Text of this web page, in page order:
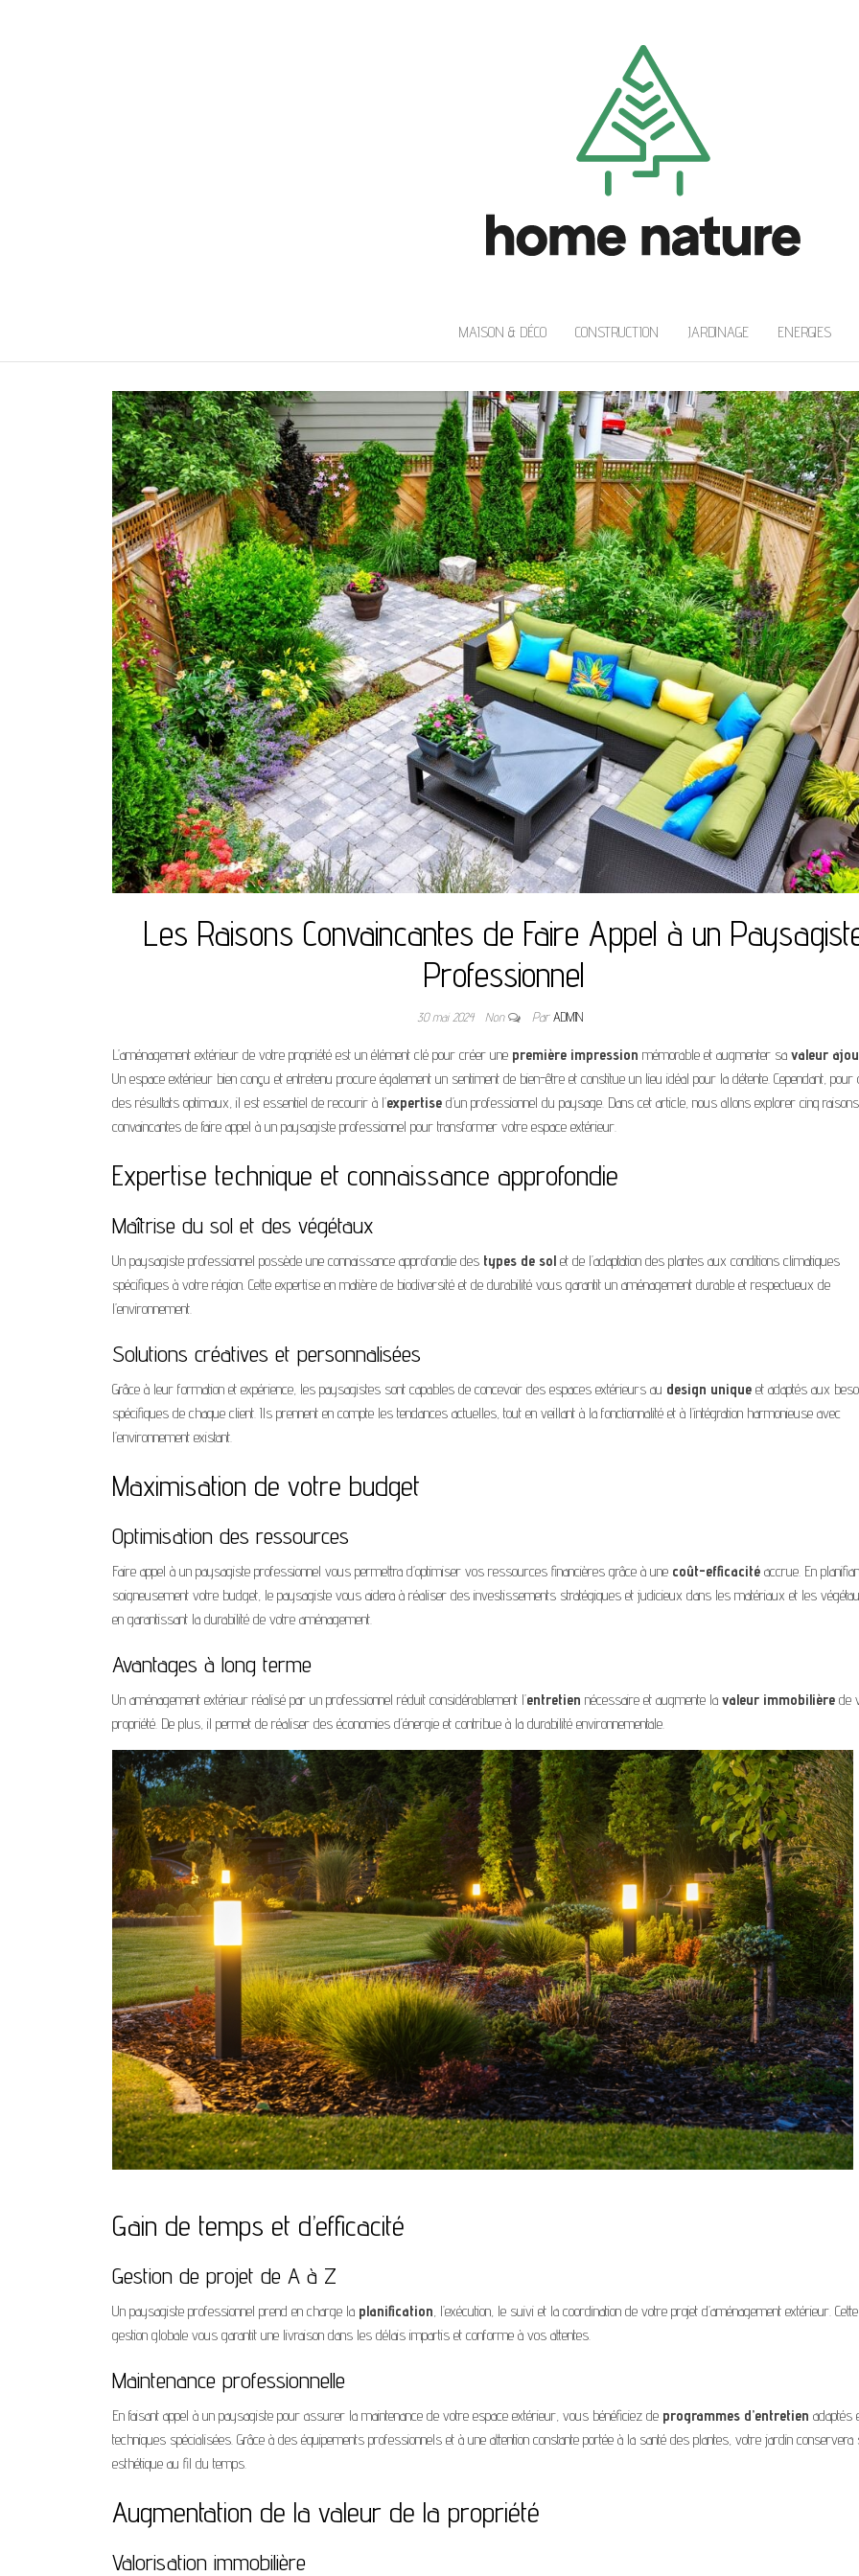
MAISON & DÉCO CONSTRUCTION JARDINAGE ENERGIES
Les Raisons Convaincantes de Faire Appel à un
Professionnel
30 mai 2024 Non ParADMIN
L’aménagement extérieur de votre propriété est un élément clé pour créer une première impression mémorable et augmenter sa valeur
Un espace extérieur bien conçu et entretenu procure également un sentiment de bien-être et constitue un lieu idéal pour la détente. Cependant, pour
des résultats optimaux, il est essentiel de recourir à l’expertise d’un professionnel du paysage. Dans cet article, nous allons explorer cinq raisons
convaincantes de faire appel à un paysagiste professionnel pour transformer votre espace extérieur.
Expertise technique et connaissance approfondie
Maîtrise du sol et des végétaux
Un paysagiste professionnel possède une connaissance approfondie des types de sol et de l’adaptation des plantes aux conditions climatiques
spécifiques à votre région. Cette expertise en matière de biodiversité et de durabilité vous garantit un aménagement durable et respectueux de
l’environnement.
Solutions créatives et personnalisées
Grâce à leur formation et expérience, les paysagistes sont capables de concevoir des espaces extérieurs au design unique et adaptés aux
spécifiques de chaque client. Ils prennent en compte les tendances actuelles, tout en veillant à la fonctionnalité et à l’intégration harmonieuse avec
l’environnement existant.
Maximisation de votre budget
Optimisation des ressources
Faire appel à un paysagiste professionnel vous permettra d’optimiser vos ressources financières grâce à une coût-efficacité accrue. En
soigneusement votre budget, le paysagiste vous aidera à réaliser des investissements stratégiques et judicieux dans les matériaux et les
en garantissant la durabilité de votre aménagement.
Avantages à long terme
Un aménagement extérieur réalisé par un professionnel réduit considérablement l’entretien nécessaire et augmente la valeur immobilière de
propriété. De plus, il permet de réaliser des économies d’énergie et contribue à la durabilité environnementale.
Gain de temps et d’efficacité
Gestion de projet de A à Z
Un paysagiste professionnel prend en charge la planification, l’exécution, le suivi et la coordination de votre projet d’aménagement extérieur. Cette
gestion globale vous garantit une livraison dans les délais impartis et conforme à vos attentes.
Maintenance professionnelle
En faisant appel à un paysagiste pour assurer la maintenance de votre espace extérieur, vous bénéficiez de programmes d’entretien adaptés
techniques spécialisées. Grâce à des équipements professionnels et à une attention constante portée à la santé des plantes, votre jardin conservera
esthétique au fil du temps.
Augmentation de la valeur de la propriété
Valorisation immobilière